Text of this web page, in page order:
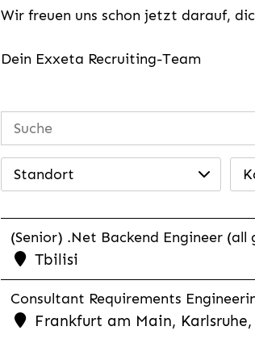
Wir freuen uns schon jetzt darauf,
Dein Exxeta Recruiting-Team
Standort
(Senior) .Net Backend Engineer (all
Tbilisi
Consultant Requirements
Frankfurt am Main,